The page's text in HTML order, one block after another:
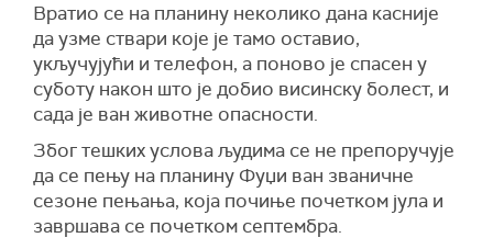
Вратио се на планину неколико дана касније
да узме ствари које је тамо оставио,
укључујући и телефон, а поново је спасен у
суботу након што је добио висинску болест, и
сада је ван животне опасности.
Због тешких услова људима се не препоручује
да се пењу на планину Фуџи ван званичне
сезоне пењања, која почиње почетком јула и
завршава се почетком септембра.